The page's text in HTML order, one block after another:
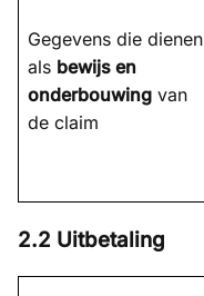
Gegevens die dienen
als bewijs en
onderbouwing van
de claim
2.2 Uitbetaling